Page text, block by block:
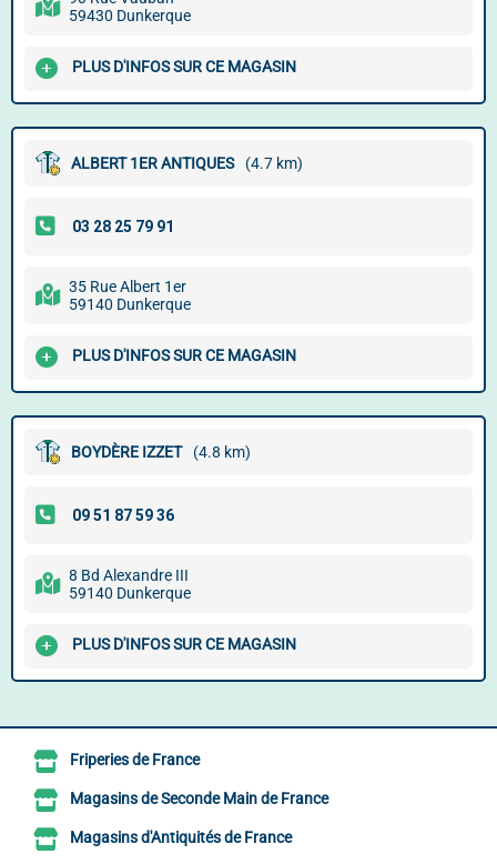
59430 Dunkerque
PLUS D'INFOS SUR CE MAGASIN
ALBERT 1ER ANTIQUES (4.7 km)
35 Rue Albert 1er
59140 Dunkerque
PLUS D'INFOS SUR CE MAGASIN
BOYDÈRE IZZET (4.8 km)
8 Bd Alexandre III
59140 Dunkerque
PLUS D'INFOS SUR CE MAGASIN
Friperies de France
Magasins de Seconde Main de France
Magasins d'Antiquités de France